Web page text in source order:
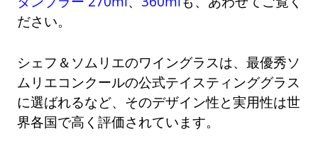
ださい。
シェフ＆ソムリエのワイングラスは、最優秀ソ
ムリエコンクールの公式テイスティンググラス
に選ばれるなど、そのデザイン性と実用性は世
界各国で高く評価されています。